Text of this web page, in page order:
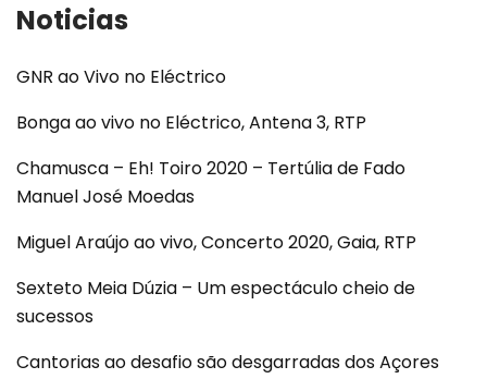
Noticias
GNR ao Vivo no Eléctrico
Bonga ao vivo no Eléctrico, Antena 3, RTP
Chamusca – Eh! Toiro 2020 – Tertúlia de Fado
Manuel José Moedas
Miguel Araújo ao vivo, Concerto 2020, Gaia, RTP
Sexteto Meia Dúzia – Um espectáculo cheio de
sucessos
Cantorias ao desafio são desgarradas dos Açores